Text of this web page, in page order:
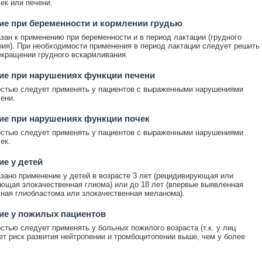
или печени.
при беременности и кормлении грудью
к применению при беременности и в период лактации (грудного
При необходимости применения в период лактации следует решить
грудного вскармливания.
при нарушениях функции печени
следует применять у пациентов с выраженными нарушениями
при нарушениях функции почек
следует применять у пациентов с выраженными нарушениями
у детей
применение у детей в возрасте 3 лет (рецидивирующая или
злокачественная глиома) или до 18 лет (впервые выявленная
глиобластома или злокачественная меланома).
у пожилых пациентов
следует применять у больных пожилого возраста (т.к. у лиц
риск развития нейтропении и тромбоцитопении выше, чем у более